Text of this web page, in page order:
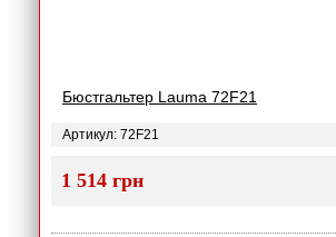
Бюстгальтер Lauma 72F21
Артикул: 72F21
1 514 грн